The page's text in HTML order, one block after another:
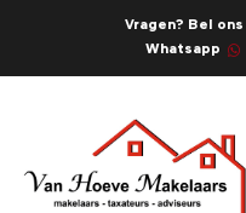
Vragen? Bel ons
Whatsapp